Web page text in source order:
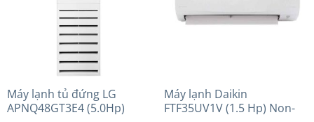
Máy lạnh tủ đứng LG
APNQ48GT3E4 (5.0Hp)
Máy lạnh Daikin
FTF35UV1V (1.5 Hp) Non-